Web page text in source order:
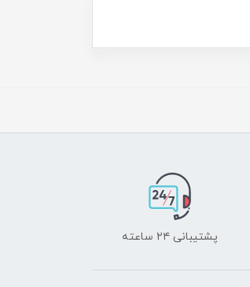
پشتیبانی ۲۴ ساعته